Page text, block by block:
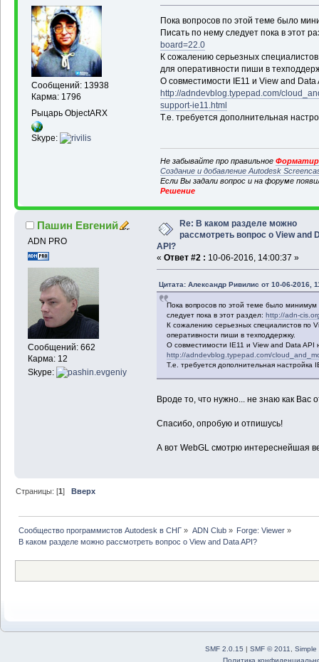
Сообщений: 13938
Карма: 1796
Рыцарь ObjectARX
Skype:
Пока вопросов по этой теме было
Писать по нему следует пока в этот
board=22.0
К сожалению серьезных
для оперативности пиши в
О совместимости IE11 и View and
http://adndevblog.typepad.com/
support-ie11.html
Т.е. требуется дополнительная
Не забывайте про правильное
Создание и добавление Autodesk
Если Вы задали вопрос и на форуме
Решение
Пашин Евгений
ADN PRO
Сообщений: 662
Карма: 12
Skype:
Re: В каком разделе можно
рассмотреть вопрос о View and
API?
« Ответ #2 : 10-06-2016, 14:00:37 »
Цитата: Александр Ривилис от 10-06-2016,
Пока вопросов по этой теме было
следует пока в этот раздел: http://adn-
К сожалению серьезных специалистов по
оперативности пиши в техподдержку.
О совместимости IE11 и View and Data API
http://adndevblog.typepad.com/
Т.е. требуется дополнительная настройка
Вроде то, что нужно... не знаю как Вас
Спасибо, опробую и отпишусь!
А вот WebGL смотрю интереснейшая
Страницы: [1] Вверх
Сообщество программистов Autodesk в СНГ » ADN Club» Forge: Viewer»
В каком разделе можно рассмотреть вопрос о View and Data API?
SMF 2.0.15 SMF © 2011, Simple